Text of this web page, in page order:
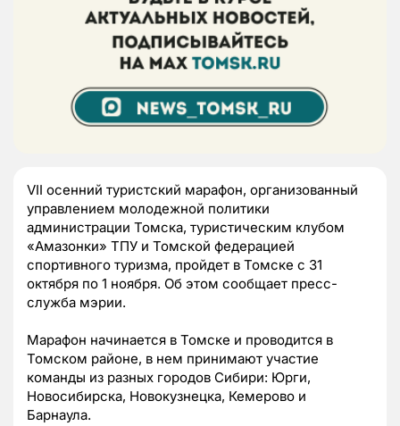
VII осенний туристский марафон, организованный
управлением молодежной политики
администрации Томска, туристическим клубом
«Амазонки» ТПУ и Томской федерацией
спортивного туризма, пройдет в Томске с 31
октября по 1 ноября. Об этом сообщает пресс-
служба мэрии.
Марафон начинается в Томске и проводится в
Томском районе, в нем принимают участие
команды из разных городов Сибири: Юрги,
Новосибирска, Новокузнецка, Кемерово и
Барнаула.